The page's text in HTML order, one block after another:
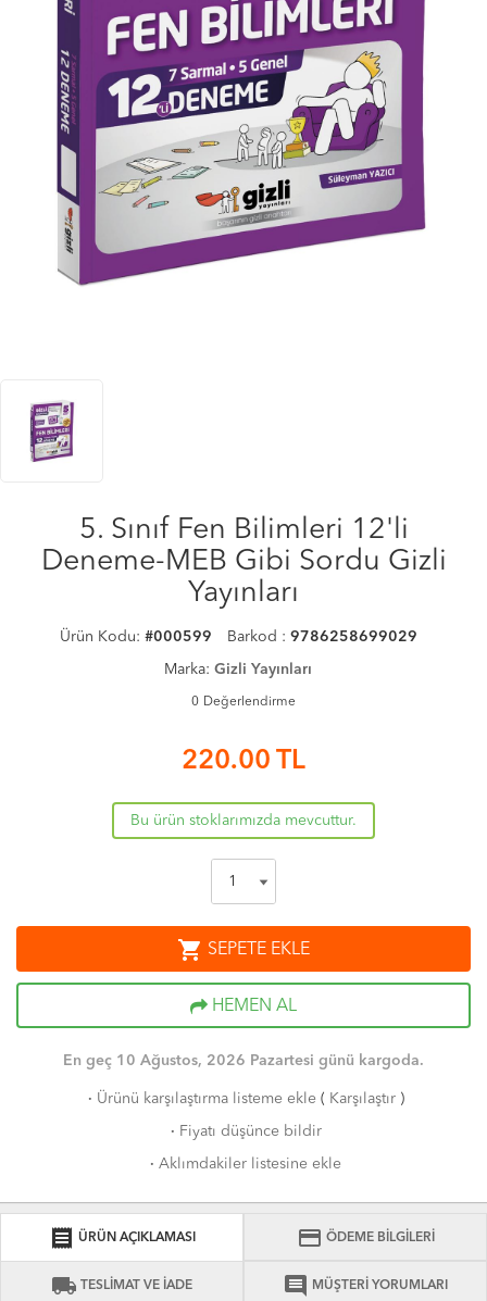
5. Sınıf Fen Bilimleri 12'li
Deneme-MEB Gibi Sordu Gizli
Yayınları
Ürün Kodu: #000599 Barkod : 9786258699029
Marka: Gizli Yayınları
0 Değerlendirme
220.00 TL
Bu ürün stoklarımızda mevcuttur.
shopping_cart SEPETE EKLE
HEMEN AL
En geç 10 Ağustos, 2026 Pazartesi günü kargoda.
· Ürünü karşılaştırma listeme ekle( Karşılaştır)
· Fiyatı düşünce bildir
· Aklımdakiler listesine ekle
receipt ÜRÜN AÇIKLAMASI credit_card ÖDEME BİLGİLERİ
local_shipping TESLİMAT VE İADE comment MÜŞTERİ YORUMLARI